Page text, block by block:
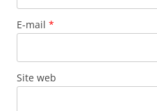
E-mail *
Site web